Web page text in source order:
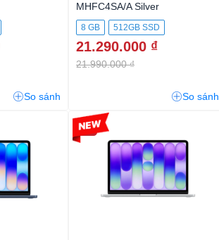
So sánh
MHFC4SA/A Silver
8 GB 512GB SSD
21.290.000 ₫
21.990.000 ₫
So sánh
-5%